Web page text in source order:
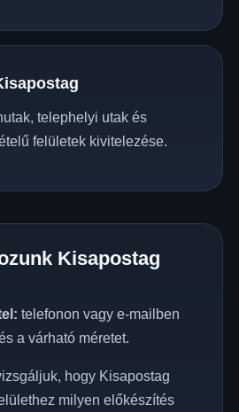
telephelyi utak és
felületek kivitelezése.
Kisapostag
telefonon vagy e-mailben
a várható méretet.
hogy Kisapostag
milyen előkészítés